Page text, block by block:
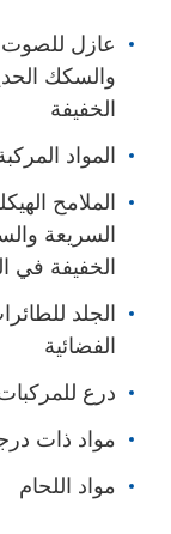
عازل للصوت
والسكك
الخفيفة
المواد
الملامح
السريعة
الخفيفة في
الجلد
الفضائية
درع
مواد ذات
مواد اللحام